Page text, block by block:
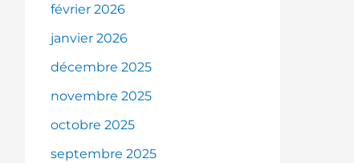
février 2026
janvier 2026
décembre 2025
novembre 2025
octobre 2025
septembre 2025